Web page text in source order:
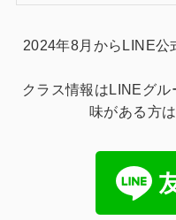
2024年8月からLINE公
クラス情報はLINEグ
味がある方